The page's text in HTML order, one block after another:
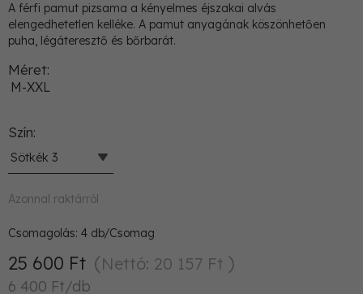
A férfi pamut pizsama a kényelmes éjszakai alvás
elengedhetetlen kelléke. A pamut anyagának köszönhetően
puha, légáteresztő és bőrbarát.
Méret
M-XXL
Szín
Sötkék 3
Azonnal raktárról
Csomagolás: 4 db/Csomag
25 600 Ft Nettó: 20 157 Ft
6 400 Ft/db